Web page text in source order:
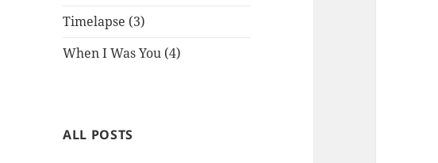
Timelapse (3)
When I Was You (4)
ALL POSTS